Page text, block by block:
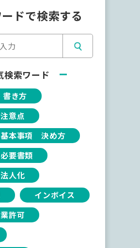
ドで検索する
検索ワード
き方
意点
本事項 決め方
要書類
人化
インボイス
許可